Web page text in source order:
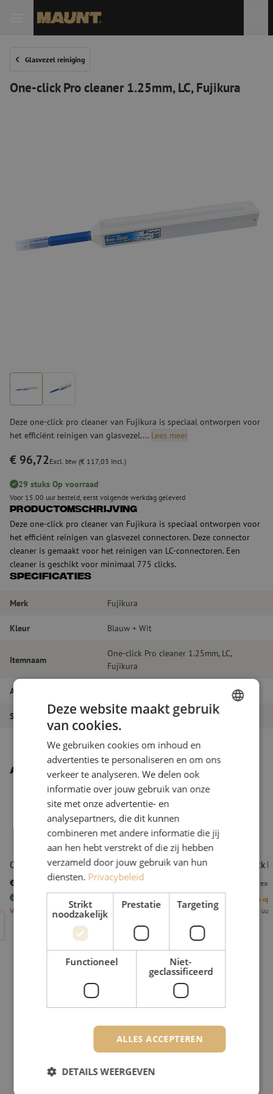
Glasvezel reiniging
One-click Pro cleaner 1.25mm, LC, Fujikura
Deze one-click pro cleaner van Fujikura is speciaal ontworpen voor
het efficiënt reinigen van glasvezel.... Lees meer
€ 96,72Excl. btw (€ 117,03 Incl.)
29 stuks Op voorraad
Voor 15.00 uur besteld, eerst volgende werkdag geleverd
Productomschrijving
Deze one-click pro cleaner van Fujikura is speciaal ontworpen voor
het efficiënt reinigen van glasvezel connectoren. Deze connector
cleaner is gemaakt voor het reinigen van LC-connectoren. Een
cleaner is geschikt voor minimaal 775 clicks.
Specificaties
Merk Fujikura
Kleur Blauw + Wit
Itemnaam
One-click Pro cleaner 1.25mm, LC,
Fujikura
Artikelnummer
Soort product Droge reiniging
Andere interessante producten
One-click cleaner 2,50mm, SC/FC/ST, Fujikura
€ 56,97
excl. btw € 68,93Incl.
Op voorraad
Voor 15.00 uur besteld, eerst volgende werkdag geleverd
One-click cleaner 2,50mm, SC/FC/ST, Fujikura
One-click
Stuks
Voor 15.00
Deze website maakt gebruik
van cookies.
We gebruiken cookies om inhoud en
advertenties te personaliseren en om ons
verkeer te analyseren. We delen ook
informatie over jouw gebruik van onze
site met onze advertentie- en
analysepartners, die dit kunnen
combineren met andere informatie die jij
aan hen hebt verstrekt of die zij hebben
verzameld door jouw gebruik van hun
diensten. Privacybeleid
Strikt
noodzakelijk
Prestatie Targeting
Functioneel
Niet-
geclassificeerd
ALLES ACCEPTEREN
DETAILS WEERGEVEN